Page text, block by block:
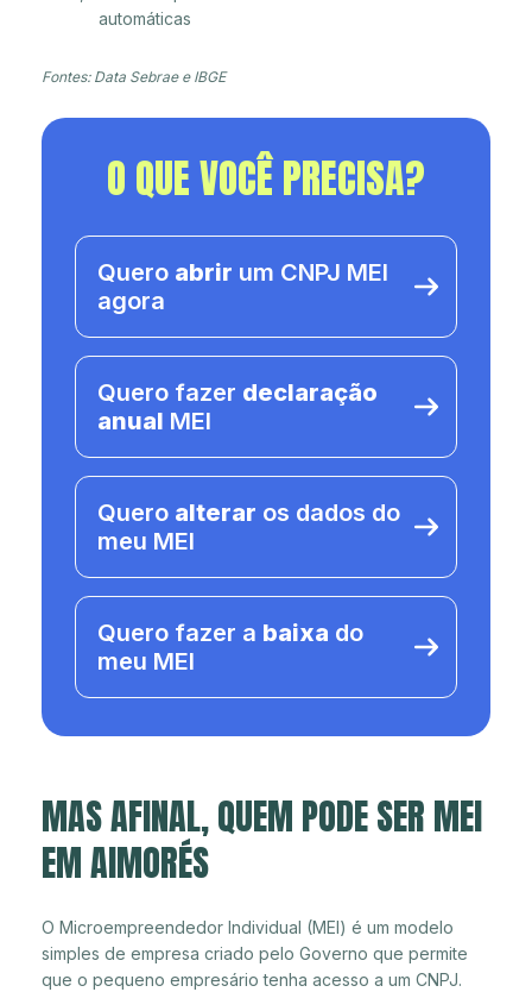
automáticas
Fontes: Data Sebrae e IBGE
O QUE VOCÊ PRECISA?
Quero abrir um CNPJ MEI
agora
Quero fazer declaração
anual MEI
Quero alterar os dados do
meu MEI
Quero fazer a baixa do
meu MEI
MAS AFINAL, QUEM PODE SER MEI
EM AIMORÉS
O Microempreendedor Individual (MEI) é um modelo
simples de empresa criado pelo Governo que permite
que o pequeno empresário tenha acesso a um CNPJ.